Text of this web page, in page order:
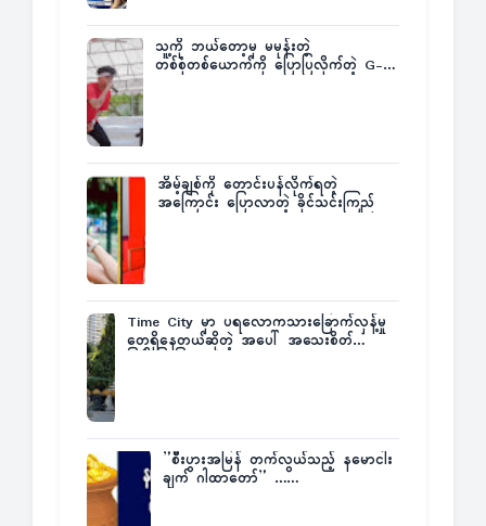
သူ့ကို ဘယ်တော့မှ မမုန်းတဲ့
တစ်စုံတစ်ယောက်ကို ပြောပြလိုက်တဲ့ G-
အိမ့်ချစ်ကို တောင်းပန်လိုက်ရတဲ့
အကြောင်း ပြောလာတဲ့ ခိုင်သင်းကြည်
Time City မှာ ပရလောကသားခြောက်လှန့်မှု
တွေရှိနေတယ်ဆိုတဲ့ အပေါ် အသေးစိတ်
”စီးပွားအမြန် တက်လွယ်သည့် နမောငါး
ချက် ဂါထာတော်” ……